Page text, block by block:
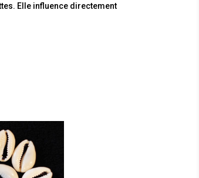
Elle influence directement